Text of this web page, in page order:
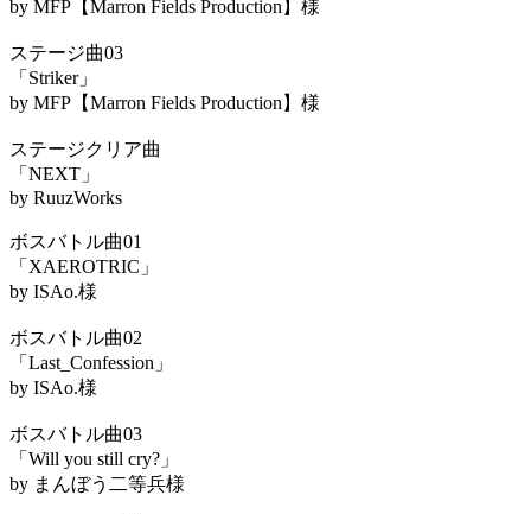
by MFP【Marron Fields Production】様
ステージ曲03
「Striker」
by MFP【Marron Fields Production】様
ステージクリア曲
「NEXT」
by RuuzWorks
ボスバトル曲01
「XAEROTRIC」
by ISAo.様
ボスバトル曲02
「Last_Confession」
by ISAo.様
ボスバトル曲03
「Will you still cry?」
by まんぼう二等兵様